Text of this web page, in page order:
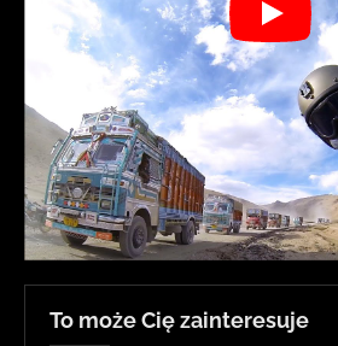
To może Cię zainteresuje